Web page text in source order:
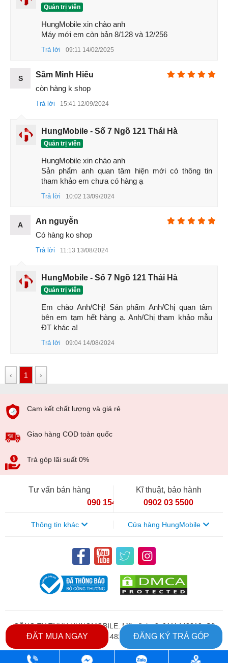
Xiaomi Redmi 13 HungMobile
Mặt sau của Redmi 13 5G là một tấm kính có ba vòng tròn -
Quản trị viên
HungMobile xin chào anh
Máy mới em còn bản 8/128 và 12/256
Trả lời 09:11 14/02/2025
S
Sầm Minh Hiếu
còn hàng k shop
Trả lời 15:41 12/09/2024
HungMobile - Số 7 Ngõ 121 Thái Hà
Quản trị viên
HungMobile xin chào anh
Sản phẩm anh quan tâm hiện mới có thông tin
tham khảo em chưa có hàng ạ
Trả lời 10:02 13/09/2024
A
An nguyễn
Có hàng ko shop
Trả lời 11:13 13/08/2024
HungMobile - Số 7 Ngõ 121 Thái Hà
Quản trị viên
Em chào Anh/Chị! Sản phẩm Anh/Chị quan tâm
bên em tạm hết hàng ạ. Anh/Chị tham khảo mẫu
ĐT khác ạ!
Trả lời 09:04 14/08/2024
‹ 1 ›
ĐẶT MUA NGAY ĐĂNG KÝ TRẢ GÓP
Cam kết chất lượng và giá rẻ
Giao hàng COD toàn quốc
Trả góp lãi suất 0%
Tư vấn bán hàng
090 154 8866
Kĩ thuật, bảo hành
0902 03 5500
Thông tin khác Cửa hàng HungMobile
CÔNG TY TNHH HUNGMOBILE. Mã số thuế: 0111448213. Số
đăng kí kinh doanh: 0111448213. Ngày cấp 07/04/2026